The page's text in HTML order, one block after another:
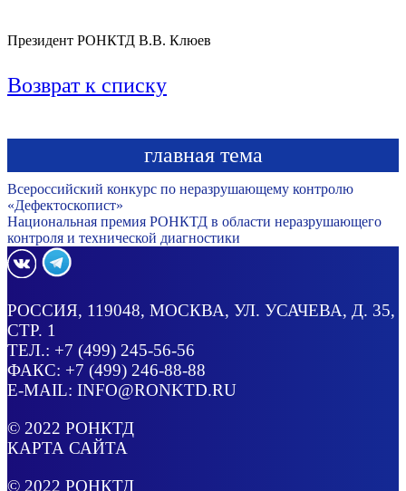
Президент РОНКТД В.В. Клюев
Возврат к списку
главная тема
Всероссийский конкурс по неразрушающему контролю
«Дефектоскопист»
Национальная премия РОНКТД в области неразрушающего
контроля и технической диагностики
РОССИЯ, 119048, МОСКВА, УЛ. УСАЧЕВА, Д. 35,
СТР. 1
ТЕЛ.: +7 (499) 245-56-56
ФАКС: +7 (499) 246-88-88
E-MAIL: INFO@RONKTD.RU
© 2022 РОНКТД
КАРТА САЙТА
© 2022 РОНКТД